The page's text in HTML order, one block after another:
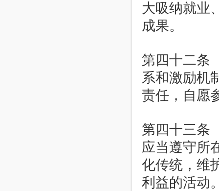
大吸纳就业
成果。
第四十二条
系和激励机
责任，自愿
第四十三条
应当遵守所
化传统，维
利益的活动